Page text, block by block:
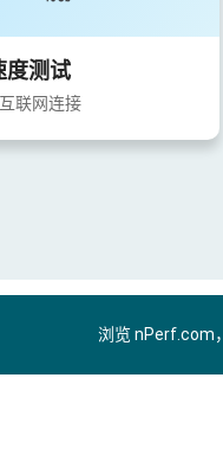
度测试
联网连接
浏览 nPerf.com，